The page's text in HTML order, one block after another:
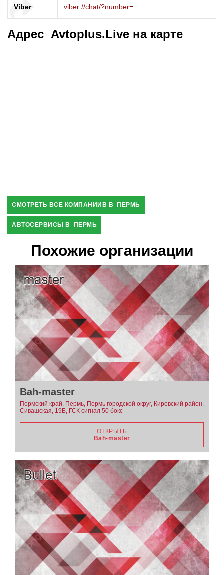
Viber viber://chat/?number=...
Адрес Avtoplus.Live на карте
СМОТРЕТЬ ВСЕ КОМПАНИИВ В ПЕРМЬ
АВТОСЕРВИСЫ В ПЕРМЬ
Похожие организации
Bah-master
Пермский край, Пермь, Пермь городской округ, Кировский район,
Сивашская, 19Б, ГСК сигнал 50 бокс
ОТКРЫТЬ
Bah-master